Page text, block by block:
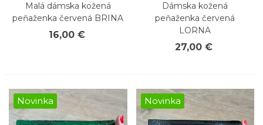
Malá dámska kožená
peňaženka červená BRINA
16,00 €
Dámska kožená
peňaženka červená
LORNA
27,00 €
Novinka Novinka